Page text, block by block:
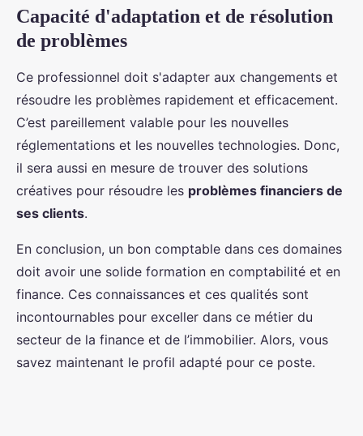
Capacité d'adaptation et de résolution
de problèmes
Ce professionnel doit s'adapter aux changements et
résoudre les problèmes rapidement et efficacement.
C’est pareillement valable pour les nouvelles
réglementations et les nouvelles technologies. Donc,
il sera aussi en mesure de trouver des solutions
créatives pour résoudre les problèmes financiers de
ses clients.
En conclusion, un bon comptable dans ces domaines
doit avoir une solide formation en comptabilité et en
finance. Ces connaissances et ces qualités sont
incontournables pour exceller dans ce métier du
secteur de la finance et de l’immobilier. Alors, vous
savez maintenant le profil adapté pour ce poste.